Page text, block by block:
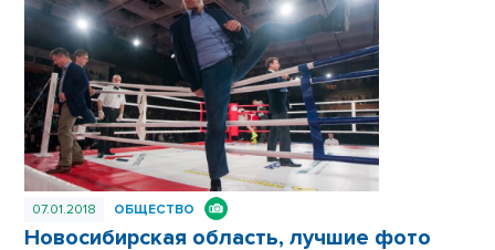
07.01.2018 ОБЩЕСТВО
Новосибирская область, лучшие фото